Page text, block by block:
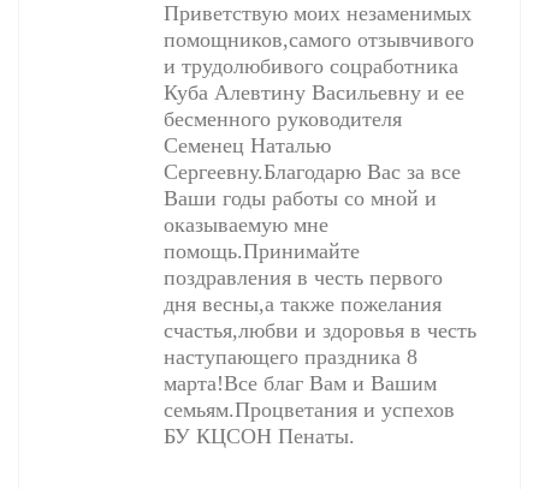
Приветствую моих незаменимых
помощников,самого отзывчивого
и трудолюбивого соцработника
Куба Алевтину Васильевну и ее
бесменного руководителя
Семенец Наталью
Сергеевну.Благодарю Вас за все
Ваши годы работы со мной и
оказываемую мне
помощь.Принимайте
поздравления в честь первого
дня весны,а также пожелания
счастья,любви и здоровья в честь
наступающего праздника 8
марта!Все благ Вам и Вашим
семьям.Процветания и успехов
БУ КЦСОН Пенаты.